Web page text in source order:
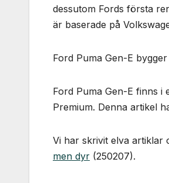
dessutom Fords första
är baserade på
Ford Puma Gen-E
Ford Puma Gen-E finns i
Premium. Denna artikel
Vi har skrivit elva artiklar
men dyr (250207).